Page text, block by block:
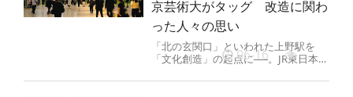
京芸術大がタッグ 改造に関わ
った人々の思い
「北の玄関口」といわれた上野駅を
「文化創造」の起点に──。JR東日本が
どと連携し、駅をアートの発信や...
06-16